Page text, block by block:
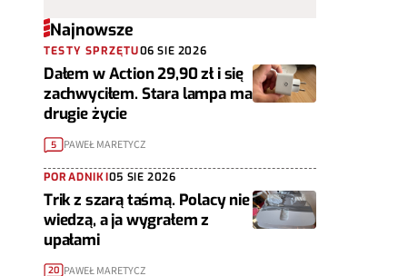
Najnowsze
TESTY SPRZĘTU06 SIE 2026
Dałem w Action 29,90 zł i się
zachwyciłem. Stara lampa ma
drugie życie
5 PAWEŁ MARETYCZ
PORADNIKI05 SIE 2026
Trik z szarą taśmą. Polacy nie
wiedzą, a ja wygrałem z
upałami
20 PAWEŁ MARETYCZ